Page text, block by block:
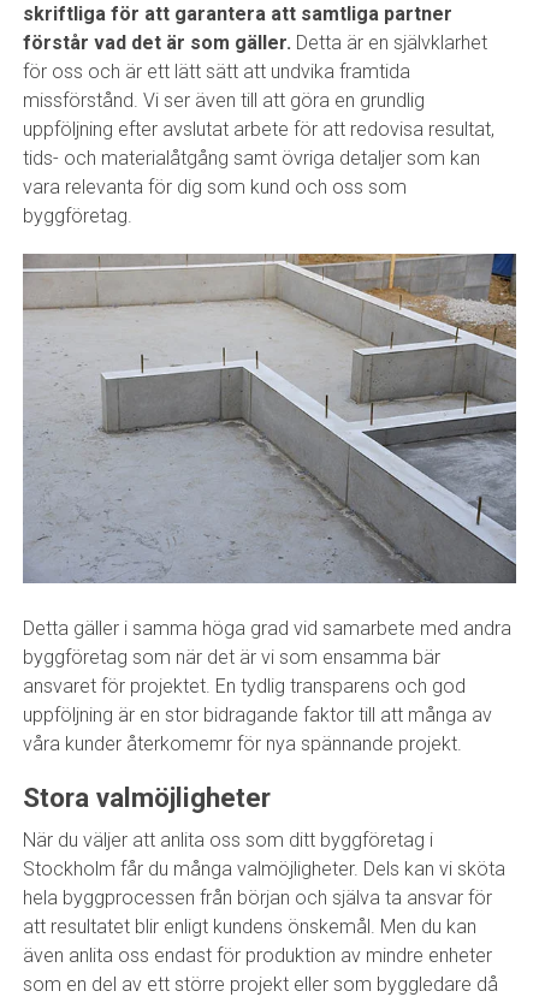
skriftliga för att garantera att samtliga partner
förstår vad det är som gäller. Detta är en självklarhet
för oss och är ett lätt sätt att undvika framtida
missförstånd. Vi ser även till att göra en grundlig
uppföljning efter avslutat arbete för att redovisa resultat,
tids- och materialåtgång samt övriga detaljer som kan
vara relevanta för dig som kund och oss som
byggföretag.
Detta gäller i samma höga grad vid samarbete med andra
byggföretag som när det är vi som ensamma bär
ansvaret för projektet. En tydlig transparens och god
uppföljning är en stor bidragande faktor till att många av
våra kunder återkomemr för nya spännande projekt.
Stora valmöjligheter
När du väljer att anlita oss som ditt byggföretag i
Stockholm får du många valmöjligheter. Dels kan vi sköta
hela byggprocessen från början och själva ta ansvar för
att resultatet blir enligt kundens önskemål. Men du kan
även anlita oss endast för produktion av mindre enheter
som en del av ett större projekt eller som byggledare då